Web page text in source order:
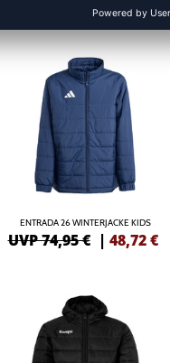
ENTRADA 26 WINTERJACKE KIDS
UVP 74,95 € | 48,72 €